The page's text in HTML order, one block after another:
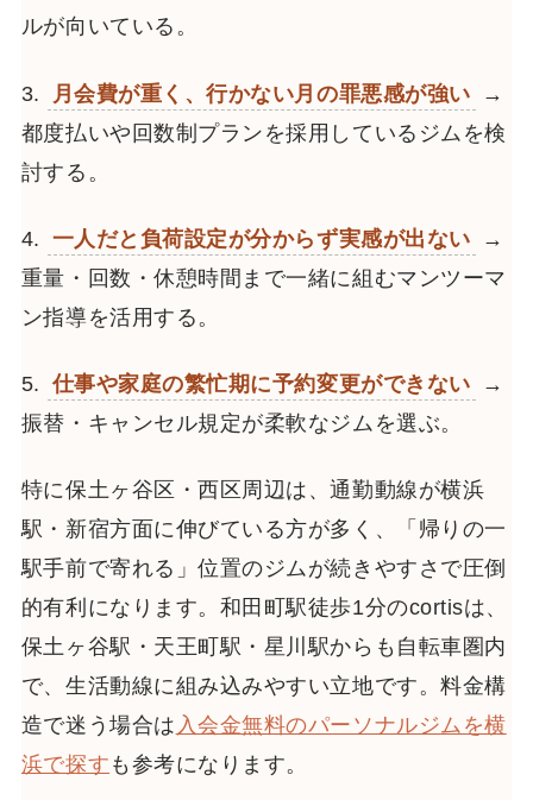
ルが向いている。
3. 月会費が重く、行かない月の罪悪感が強い
→
都度払いや回数制プランを採用しているジムを検
討する。
4. 一人だと負荷設定が分からず実感が出ない
→
重量・回数・休憩時間まで一緒に組むマンツーマ
ン指導を活用する。
5. 仕事や家庭の繁忙期に予約変更ができない
→
振替・キャンセル規定が柔軟なジムを選ぶ。
特に保土ヶ谷区・西区周辺は、通勤動線が横浜
駅・新宿方面に伸びている方が多く、「帰りの一
駅手前で寄れる」位置のジムが続きやすさで圧倒
的有利になります。和田町駅徒歩1分のcortisは、
保土ヶ谷駅・天王町駅・星川駅からも自転車圏内
で、生活動線に組み込みやすい立地です。料金構
造で迷う場合は 入会金無料のパーソナルジムを横
浜で探す も参考になります。